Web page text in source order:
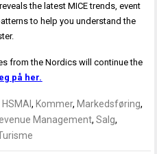
the latest MICE trends, event
to help you understand the
from the Nordics will continue the
på her.
HSMAI, Kommer, Markedsføring,
Management,Salg,